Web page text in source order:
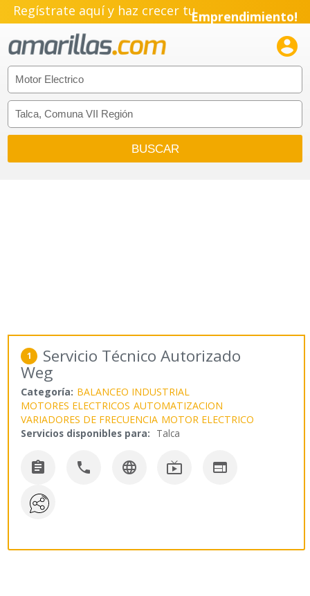
Regístrate aquí y haz crecer tuEmprendimiento!

1 Servicio Técnico Autorizado
Weg
Categoría: BALANCEO INDUSTRIAL
MOTORES ELECTRICOS AUTOMATIZACION
VARIADORES DE FRECUENCIA MOTOR ELECTRICO
Servicios disponibles para: Talca
    